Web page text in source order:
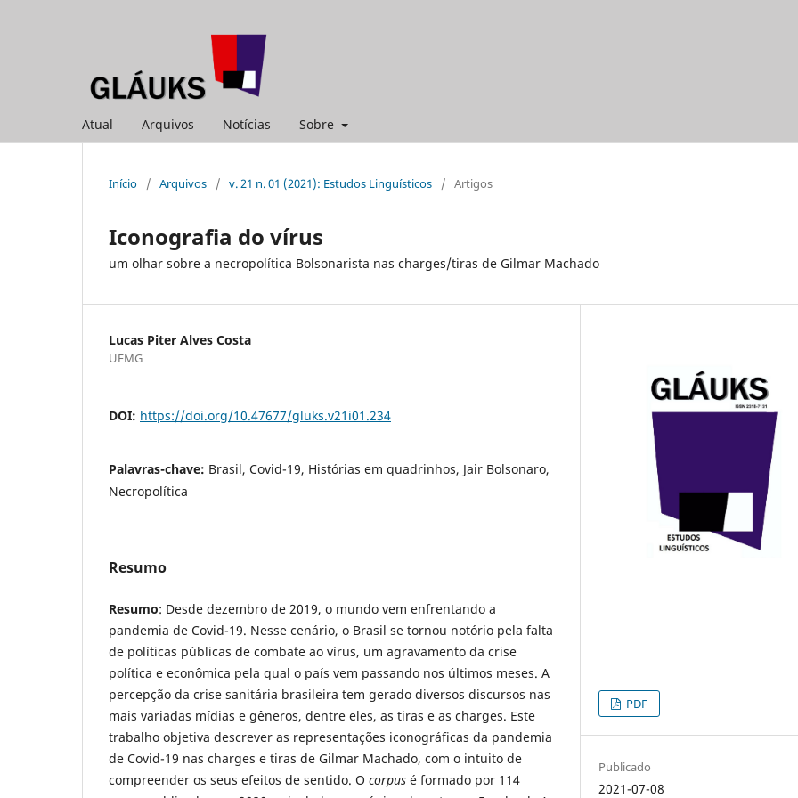
Atual Arquivos Notícias Sobre
Início / Arquivos / v. 21 n. 01 (2021): Estudos Linguísticos / Artigos
Iconografia do vírus
um olhar sobre a necropolítica Bolsonarista nas charges/tiras de Gilmar Machado
Lucas Piter Alves Costa
UFMG
DOI: https://doi.org/10.47677/gluks.v21i01.234
Palavras-chave: Brasil, Covid-19, Histórias em quadrinhos, Jair Bolsonaro,
Necropolítica
Resumo
Resumo: Desde dezembro de 2019, o mundo vem enfrentando a
pandemia de Covid-19. Nesse cenário, o Brasil se tornou notório pela falta
de políticas públicas de combate ao vírus, um agravamento da crise
política e econômica pela qual o país vem passando nos últimos meses. A
percepção da crise sanitária brasileira tem gerado diversos discursos nas
mais variadas mídias e gêneros, dentre eles, as tiras e as charges. Este
trabalho objetiva descrever as representações iconográficas da pandemia
de Covid-19 nas charges e tiras de Gilmar Machado, com o intuito de
compreender os seus efeitos de sentido. O corpus é formado por 114
PDF
Publicado
2021-07-08